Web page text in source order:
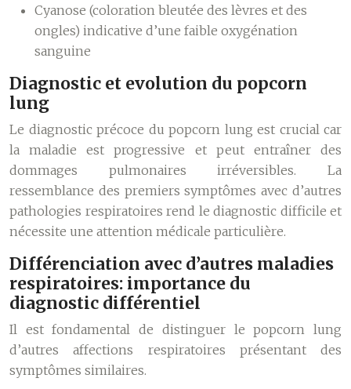
Cyanose (coloration bleutée des lèvres et des
ongles) indicative d’une faible oxygénation
sanguine
Diagnostic et evolution du popcorn
lung
Le diagnostic précoce du popcorn lung est crucial car
la maladie est progressive et peut entraîner des
dommages pulmonaires irréversibles. La
ressemblance des premiers symptômes avec d’autres
pathologies respiratoires rend le diagnostic difficile et
nécessite une attention médicale particulière.
Différenciation avec d’autres maladies
respiratoires: importance du
diagnostic différentiel
Il est fondamental de distinguer le popcorn lung
d’autres affections respiratoires présentant des
symptômes similaires.